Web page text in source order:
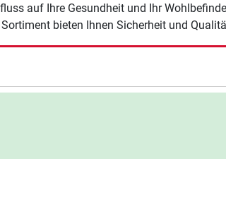
auf Ihre Gesundheit und Ihr
bieten Ihnen Sicherheit und